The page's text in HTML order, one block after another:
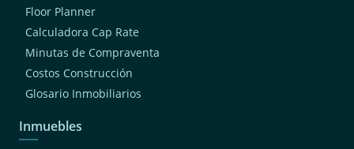
Floor Planner
Calculadora Cap Rate
Minutas de Compraventa
Costos Construcción
Glosario Inmobiliarios
Inmuebles